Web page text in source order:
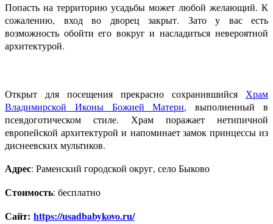
Попасть на территорию усадьбы может любой желающий. К
сожалению, вход во дворец закрыт. Зато у вас есть
возможность обойти его вокруг и насладиться невероятной
архитектурой.
Открыт для посещения прекрасно сохранившийся Храм
Владимирской Иконы Божией Матери, выполненный в
псевдоготическом стиле. Храм поражает нетипичной
европейской архитектурой и напоминает замок принцессы из
диснеевских мультиков.
Адрес: Раменский городской округ, село Быково
Стоимость: бесплатно
Сайт: https://usadbabykovo.ru/